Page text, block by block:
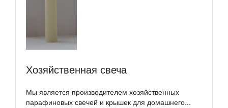
Хозяйственная свеча
Мы является производителем хозяйственных
парафиновых свечей и крышек для домашнего...